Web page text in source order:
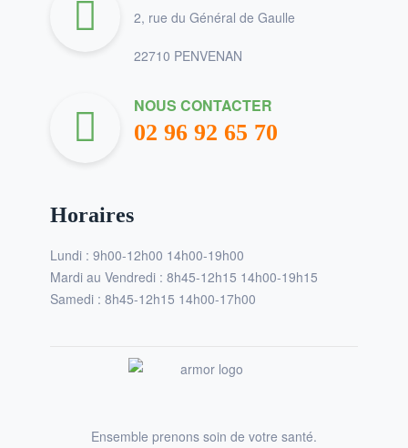
2, rue du Général de Gaulle
22710 PENVENAN
NOUS CONTACTER
02 96 92 65 70
Horaires
Lundi : 9h00-12h00 14h00-19h00
Mardi au Vendredi : 8h45-12h15 14h00-19h15
Samedi : 8h45-12h15 14h00-17h00
Ensemble prenons soin de votre santé.